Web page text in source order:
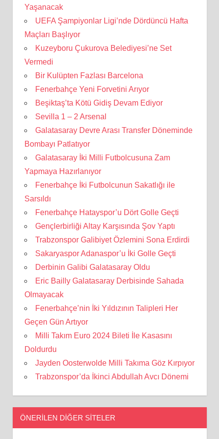
Yaşanacak
UEFA Şampiyonlar Ligi’nde Dördüncü Hafta
Maçları Başlıyor
Kuzeyboru Çukurova Belediyesi’ne Set
Vermedi
Bir Kulüpten Fazlası Barcelona
Fenerbahçe Yeni Forvetini Arıyor
Beşiktaş’ta Kötü Gidiş Devam Ediyor
Sevilla 1 – 2 Arsenal
Galatasaray Devre Arası Transfer Döneminde
Bombayı Patlatıyor
Galatasaray İki Milli Futbolcusuna Zam
Yapmaya Hazırlanıyor
Fenerbahçe İki Futbolcunun Sakatlığı ile
Sarsıldı
Fenerbahçe Hatayspor’u Dört Golle Geçti
Gençlerbirliği Altay Karşısında Şov Yaptı
Trabzonspor Galibiyet Özlemini Sona Erdirdi
Sakaryaspor Adanaspor’u İki Golle Geçti
Derbinin Galibi Galatasaray Oldu
Eric Bailly Galatasaray Derbisinde Sahada
Olmayacak
Fenerbahçe’nin İki Yıldızının Talipleri Her
Geçen Gün Artıyor
Milli Takım Euro 2024 Bileti İle Kasasını
Doldurdu
Jayden Oosterwolde Milli Takıma Göz Kırpıyor
Trabzonspor’da İkinci Abdullah Avcı Dönemi
ÖNERILEN DIĞER SITELER